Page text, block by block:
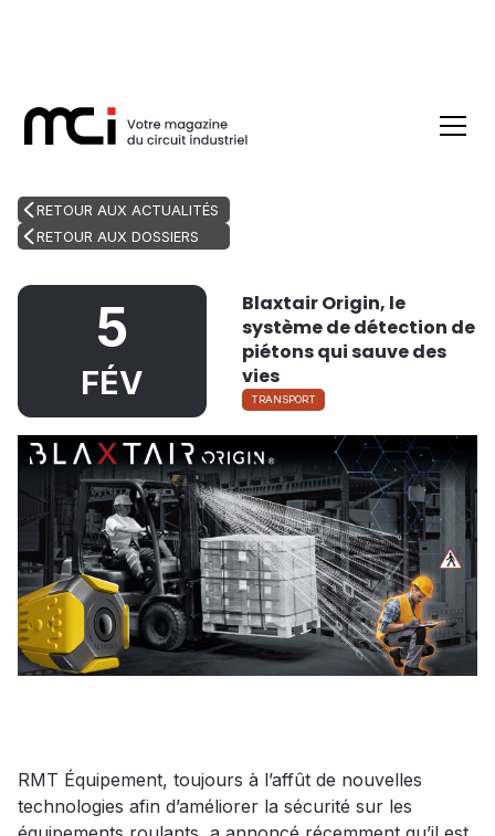
RETOUR AUX ACTUALITÉS
RETOUR AUX DOSSIERS
5
FÉV
Blaxtair Origin, le
système de détection de
piétons qui sauve des
vies
TRANSPORT
RMT Équipement, toujours à l’affût de nouvelles
technologies afin d’améliorer la sécurité sur les